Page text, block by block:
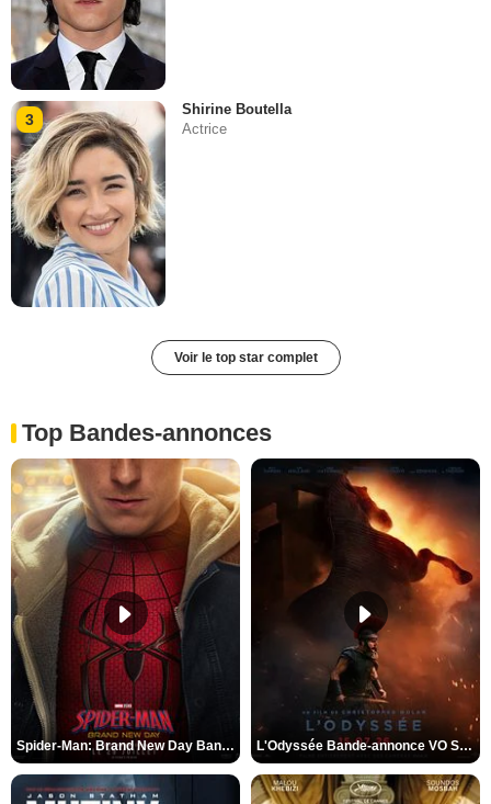
3
Shirine Boutella
Actrice
Voir le top star complet
Top Bandes-annonces
Spider-Man: Brand New Day Bande-annonce VO STFR L'Odyssée Bande-annonce VO STFR